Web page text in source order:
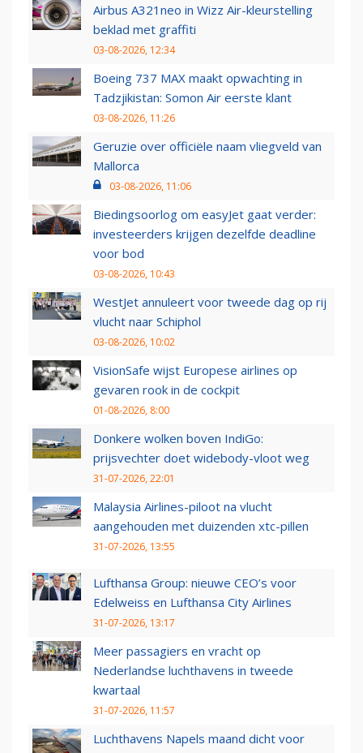
Airbus A321neo in Wizz Air-kleurstelling
beklad met graffiti
03-08-2026, 12:34
Boeing 737 MAX maakt opwachting in
Tadzjikistan: Somon Air eerste klant
03-08-2026, 11:26
Geruzie over officiële naam vliegveld van
Mallorca
03-08-2026, 11:06
Biedingsoorlog om easyJet gaat verder:
investeerders krijgen dezelfde deadline
voor bod
03-08-2026, 10:43
WestJet annuleert voor tweede dag op rij
vlucht naar Schiphol
03-08-2026, 10:02
VisionSafe wijst Europese airlines op
gevaren rook in de cockpit
01-08-2026, 8:00
Donkere wolken boven IndiGo:
prijsvechter doet widebody-vloot weg
31-07-2026, 22:01
Malaysia Airlines-piloot na vlucht
aangehouden met duizenden xtc-pillen
31-07-2026, 13:55
Lufthansa Group: nieuwe CEO’s voor
Edelweiss en Lufthansa City Airlines
31-07-2026, 13:17
Meer passagiers en vracht op
Nederlandse luchthavens in tweede
kwartaal
31-07-2026, 11:57
Luchthavens Napels maand dicht voor